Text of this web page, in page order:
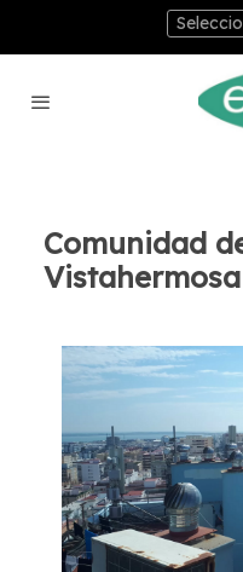
Comunidad
Vistahermosa